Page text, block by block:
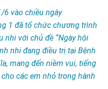
6 vào chiều ngày
1 đã tổ chức chương trình
nhi với chủ đề “Ngày hội
nhi đang điều trị tại Bệnh
mang đến niềm vui, tiếng
các em nhỏ trong hành